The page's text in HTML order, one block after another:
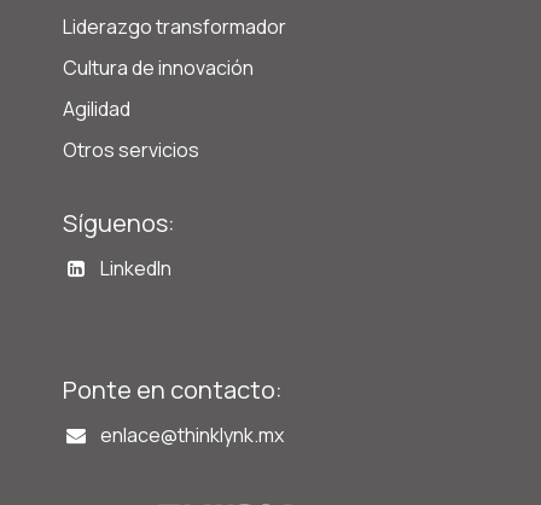
Liderazgo transformador
Cultura de innovación
Agilidad
Otros servicios
Síguenos:
LinkedIn
Ponte en contacto:
enlace@thinklynk.mx